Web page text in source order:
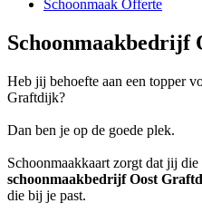
Schoonmaak Offerte
Heb jij behoefte aan een topper
Graftdijk?
Dan ben je op de goede plek.
Schoonmaakkaart zorgt dat jij die
schoonmaakbedrijf Oost
die bij je past.